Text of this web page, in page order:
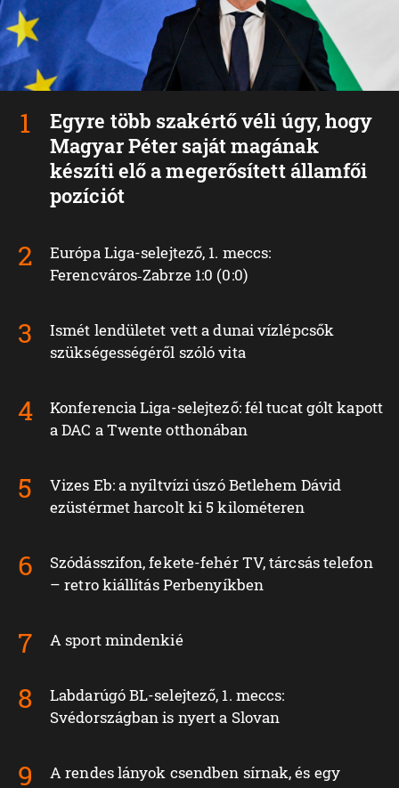
Egyre több szakértő véli úgy, hogy
Magyar Péter saját magának
készíti elő a megerősített államfői
pozíciót
Európa Liga-selejtező, 1. meccs:
Ferencváros‑Zabrze 1:0 (0:0)
Ismét lendületet vett a dunai vízlépcsők
szükségességéről szóló vita
Konferencia Liga-selejtező: fél tucat gólt kapott
a DAC a Twente otthonában
Vizes Eb: a nyíltvízi úszó Betlehem Dávid
ezüstérmet harcolt ki 5 kilométeren
Szódásszifon, fekete-fehér TV, tárcsás telefon
– retro kiállítás Perbenyíkben
A sport mindenkié
Labdarúgó BL-selejtező, 1. meccs:
Svédországban is nyert a Slovan
A rendes lányok csendben sírnak, és egy